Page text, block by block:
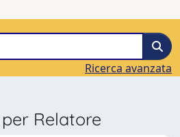
Ricerca avanzata
Relatore